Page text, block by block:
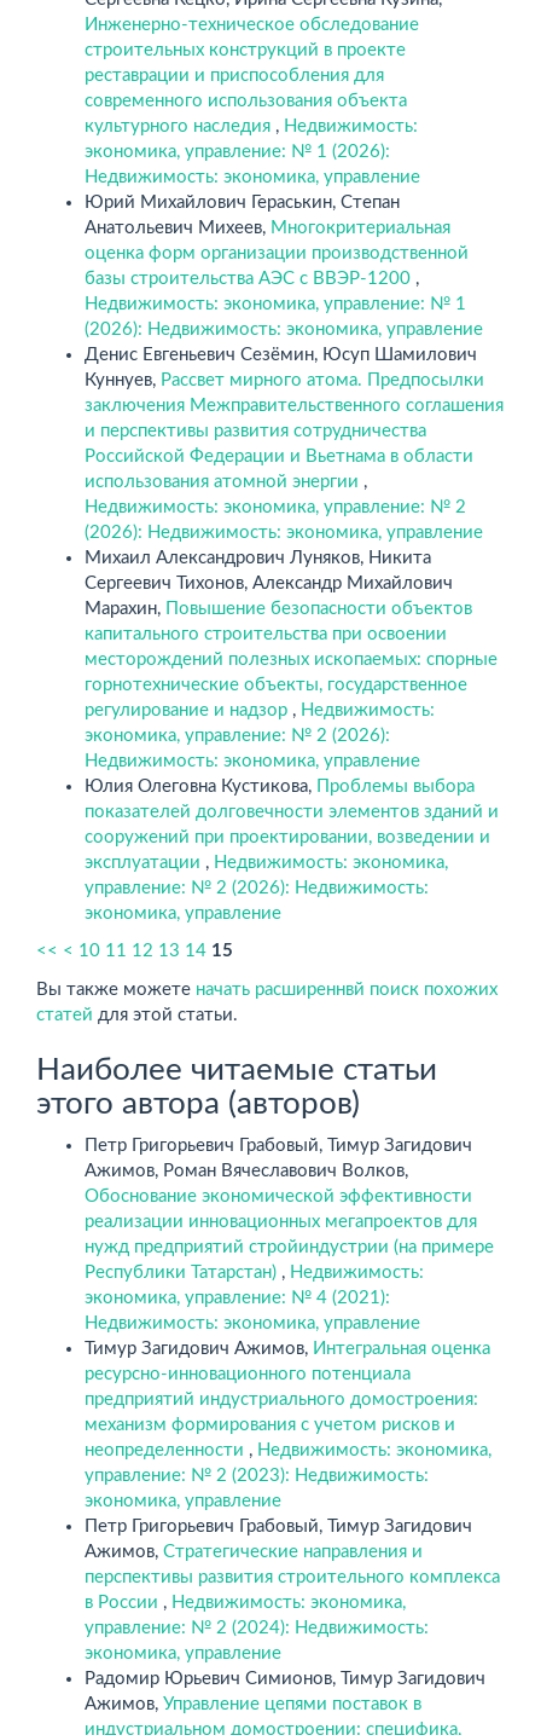
Инженерно-техническое обследование
строительных конструкций в проекте
реставрации и приспособления для
современного использования объекта
культурного наследия , Недвижимость:
экономика, управление: № 1 (2026):
Недвижимость: экономика, управление
Юрий Михайлович Гераськин, Степан
Анатольевич Михеев, Многокритериальная
оценка форм организации производственной
базы строительства АЭС с ВВЭР-1200 ,
Недвижимость: экономика, управление: № 1
(2026): Недвижимость: экономика, управление
Денис Евгеньевич Сезёмин, Юсуп Шамилович
Куннуев, Рассвет мирного атома. Предпосылки
заключения Межправительственного соглашения
и перспективы развития сотрудничества
Российской Федерации и Вьетнама в области
использования атомной энергии ,
Недвижимость: экономика, управление: № 2
(2026): Недвижимость: экономика, управление
Михаил Александрович Луняков, Никита
Сергеевич Тихонов, Александр Михайлович
Марахин, Повышение безопасности объектов
капитального строительства при освоении
месторождений полезных ископаемых: спорные
горнотехнические объекты, государственное
регулирование и надзор , Недвижимость:
экономика, управление: № 2 (2026):
Недвижимость: экономика, управление
Юлия Олеговна Кустикова, Проблемы выбора
показателей долговечности элементов зданий и
сооружений при проектировании, возведении и
эксплуатации , Недвижимость: экономика,
управление: № 2 (2026): Недвижимость:
экономика, управление
<< < 10 11 12 13 14 15
Вы также можете начать расширеннвй поиск похожих
статей для этой статьи.
Наиболее читаемые статьи
этого автора (авторов)
Петр Григорьевич Грабовый, Тимур Загидович
Ажимов, Роман Вячеславович Волков,
Обоснование экономической эффективности
реализации инновационных мегапроектов для
нужд предприятий стройиндустрии (на примере
Республики Татарстан) , Недвижимость:
экономика, управление: № 4 (2021):
Недвижимость: экономика, управление
Тимур Загидович Ажимов, Интегральная оценка
ресурсно-инновационного потенциала
предприятий индустриального домостроения:
механизм формирования с учетом рисков и
неопределенности , Недвижимость: экономика,
управление: № 2 (2023): Недвижимость:
экономика, управление
Петр Григорьевич Грабовый, Тимур Загидович
Ажимов, Стратегические направления и
перспективы развития строительного комплекса
в России , Недвижимость: экономика,
управление: № 2 (2024): Недвижимость:
экономика, управление
Радомир Юрьевич Симионов, Тимур Загидович
Ажимов, Управление цепями поставок в
индустриальном домостроении: специфика,